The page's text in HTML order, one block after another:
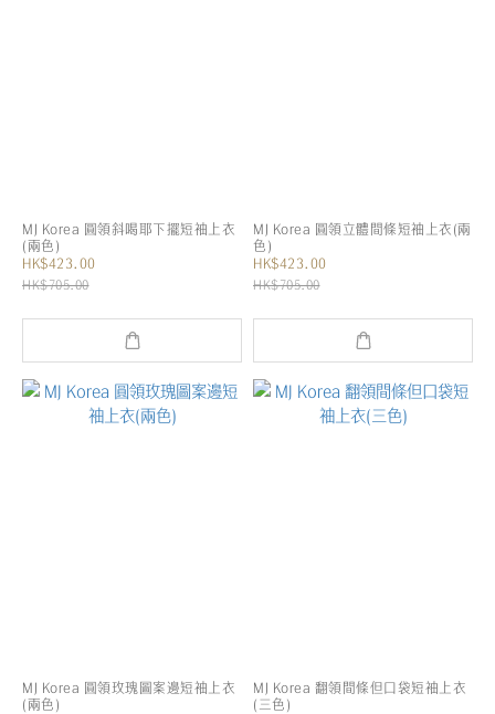
MJ Korea 圓領斜喝耶下擺短袖上衣
(兩色)
HK$423.00
HK$705.00
MJ Korea 圓領立體間條短袖上衣(兩
色)
HK$423.00
HK$705.00
MJ Korea 圓領玫瑰圖案邊短袖上衣
(兩色)
MJ Korea 翻領間條但口袋短袖上衣
(三色)